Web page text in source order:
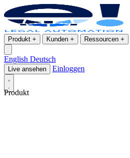
Produkt + Kunden + Ressourcen +
English Deutsch
Live ansehen Einloggen
Produkt